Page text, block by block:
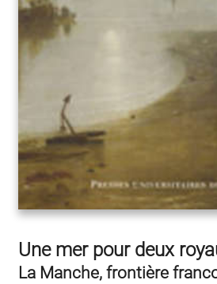
Une mer pour deux
La Manche, frontière